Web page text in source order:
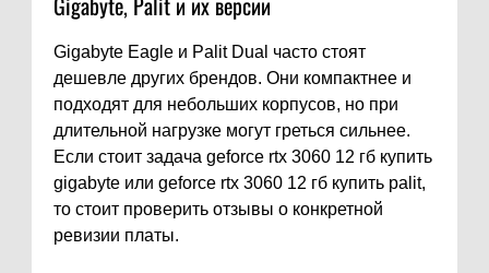
Gigabyte Eagle и Palit Dual часто стоят
дешевле других брендов. Они компактнее и
подходят для небольших корпусов, но при
длительной нагрузке могут греться сильнее.
Если стоит задача geforce rtx 3060 12 гб купить
gigabyte или geforce rtx 3060 12 гб купить palit,
то стоит проверить отзывы о конкретной
ревизии платы.